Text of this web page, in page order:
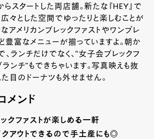
スタートした両店舗。新たな『HEY』で
々とした空間でゆったりと楽しむことが
アメリカンブレックファストやワンプレ
豊富なメニューが揃っていますよ。朝か
ランチだけでなく、“女子会ブレックフ
ンチ”もできちゃいます。写真映えも抜
目のドーナツも外せません。
メンド
クファストが楽しめる一軒
クアウトできるので手土産にも◎